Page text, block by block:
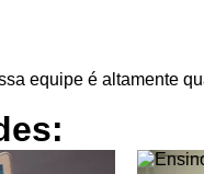
equipe é altamente